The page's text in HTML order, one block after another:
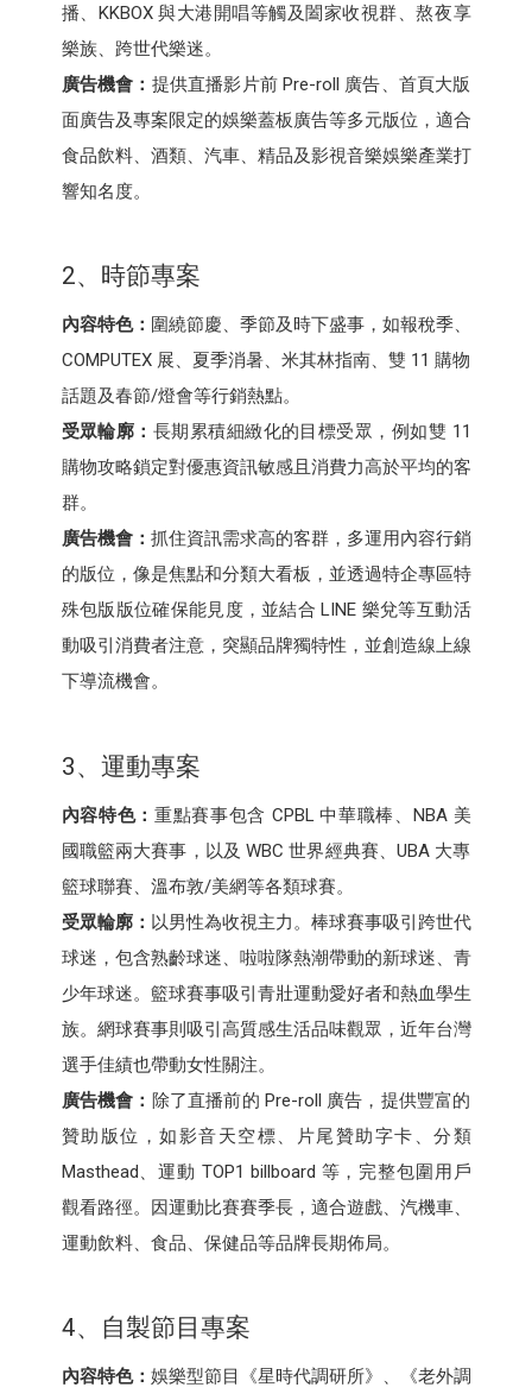
播、KKBOX 與大港開唱等觸及闔家收視群、熬夜享
樂族、跨世代樂迷。
廣告機會： 提供直播影片前 Pre-roll 廣告、首頁大版
面廣告及專案限定的娛樂蓋板廣告等多元版位，適合
食品飲料、酒類、汽車、精品及影視音樂娛樂產業打
響知名度。
2、時節專案
內容特色： 圍繞節慶、季節及時下盛事，如報稅季、
COMPUTEX 展、夏季消暑、米其林指南、雙 11 購物
話題及春節/燈會等行銷熱點。
受眾輪廓： 長期累積細緻化的目標受眾，例如雙 11
購物攻略鎖定對優惠資訊敏感且消費力高於平均的客
群。
廣告機會： 抓住資訊需求高的客群，多運用內容行銷
的版位，像是焦點和分類大看板，並透過特企專區特
殊包版版位確保能見度，並結合 LINE 樂兌等互動活
動吸引消費者注意，突顯品牌獨特性，並創造線上線
下導流機會。
3、運動專案
內容特色： 重點賽事包含 CPBL 中華職棒、NBA 美
國職籃兩大賽事，以及 WBC 世界經典賽、UBA 大專
籃球聯賽、溫布敦/美網等各類球賽。
受眾輪廓： 以男性為收視主力。棒球賽事吸引跨世代
球迷，包含熟齡球迷、啦啦隊熱潮帶動的新球迷、青
少年球迷。籃球賽事吸引青壯運動愛好者和熱血學生
族。網球賽事則吸引高質感生活品味觀眾，近年台灣
選手佳績也帶動女性關注。
廣告機會： 除了直播前的 Pre-roll 廣告，提供豐富的
贊助版位，如影音天空標、片尾贊助字卡、分類
Masthead、運動 TOP1 billboard 等，完整包圍用戶
觀看路徑。因運動比賽賽季長，適合遊戲、汽機車、
運動飲料、食品、保健品等品牌長期佈局。
4、自製節目專案
內容特色： 娛樂型節目《星時代調研所》、《老外調